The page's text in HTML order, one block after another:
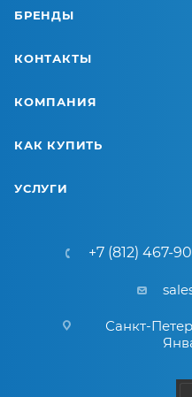
БРЕНДЫ
КОНТАКТЫ
КОМПАНИЯ
КАК КУПИТЬ
УСЛУГИ
+7 (812) 467-
Санкт-